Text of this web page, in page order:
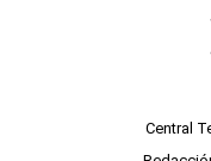
Central